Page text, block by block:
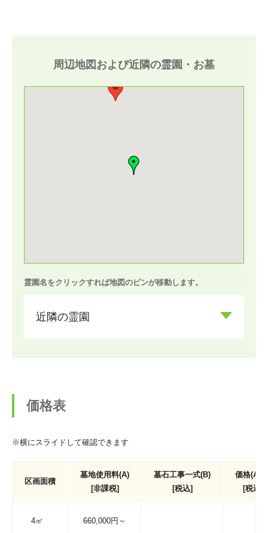
周辺地図および近隣の霊園・お墓
霊園名をクリックすれば地図のピンが移動します。
近隣の霊園
価格表
※横にスライドして確認できます
区画面積
墓地使用料(A)
[非課税]
墓石工事一式(B)
[税込]
価格
[税込]
4㎡ 660,000円～